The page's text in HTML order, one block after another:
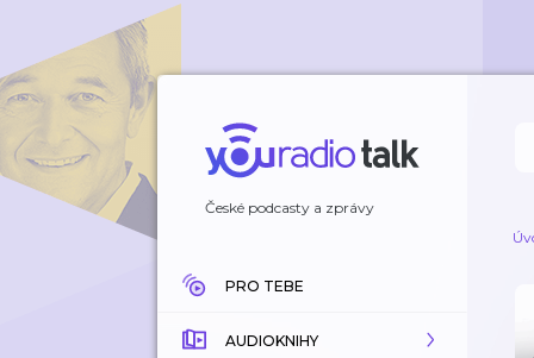
České podcasty a zprávy
PRO TEBE
AUDIOKNIHY